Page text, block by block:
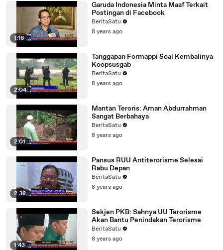
1:16
Garuda Indonesia Minta Maaf Terkait
Postingan di Facebook
BeritaSatu
8 years ago
2:04
Tanggapan Formappi Soal Kembalinya
Koopsusgab
BeritaSatu
8 years ago
2:01
Mantan Teroris: Aman Abdurrahman
Sangat Berbahaya
BeritaSatu
8 years ago
2:38
Pansus RUU Antiterorisme Selesai
Rabu Depan
BeritaSatu
8 years ago
1:43
Sekjen PKB: Sahnya UU Terorisme
Akan Bantu Penindakan Terorisme
BeritaSatu
8 years ago